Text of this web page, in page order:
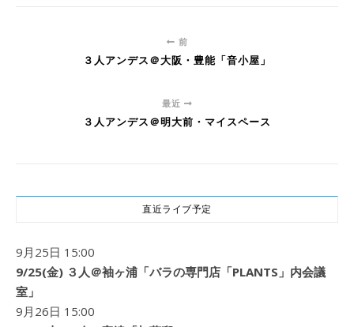
前
３人アンデス＠大阪・豊能「音小屋」
最近
３人アンデス＠明大前・マイスペース
直近ライブ予定
9月25日 15:00
9/25(金) ３人＠袖ヶ浦「バラの専門店「PLANTS」内会議
室」
9月26日 15:00